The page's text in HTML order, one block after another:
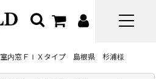
室内窓ＦＩＸタイプ 島根県 杉浦様